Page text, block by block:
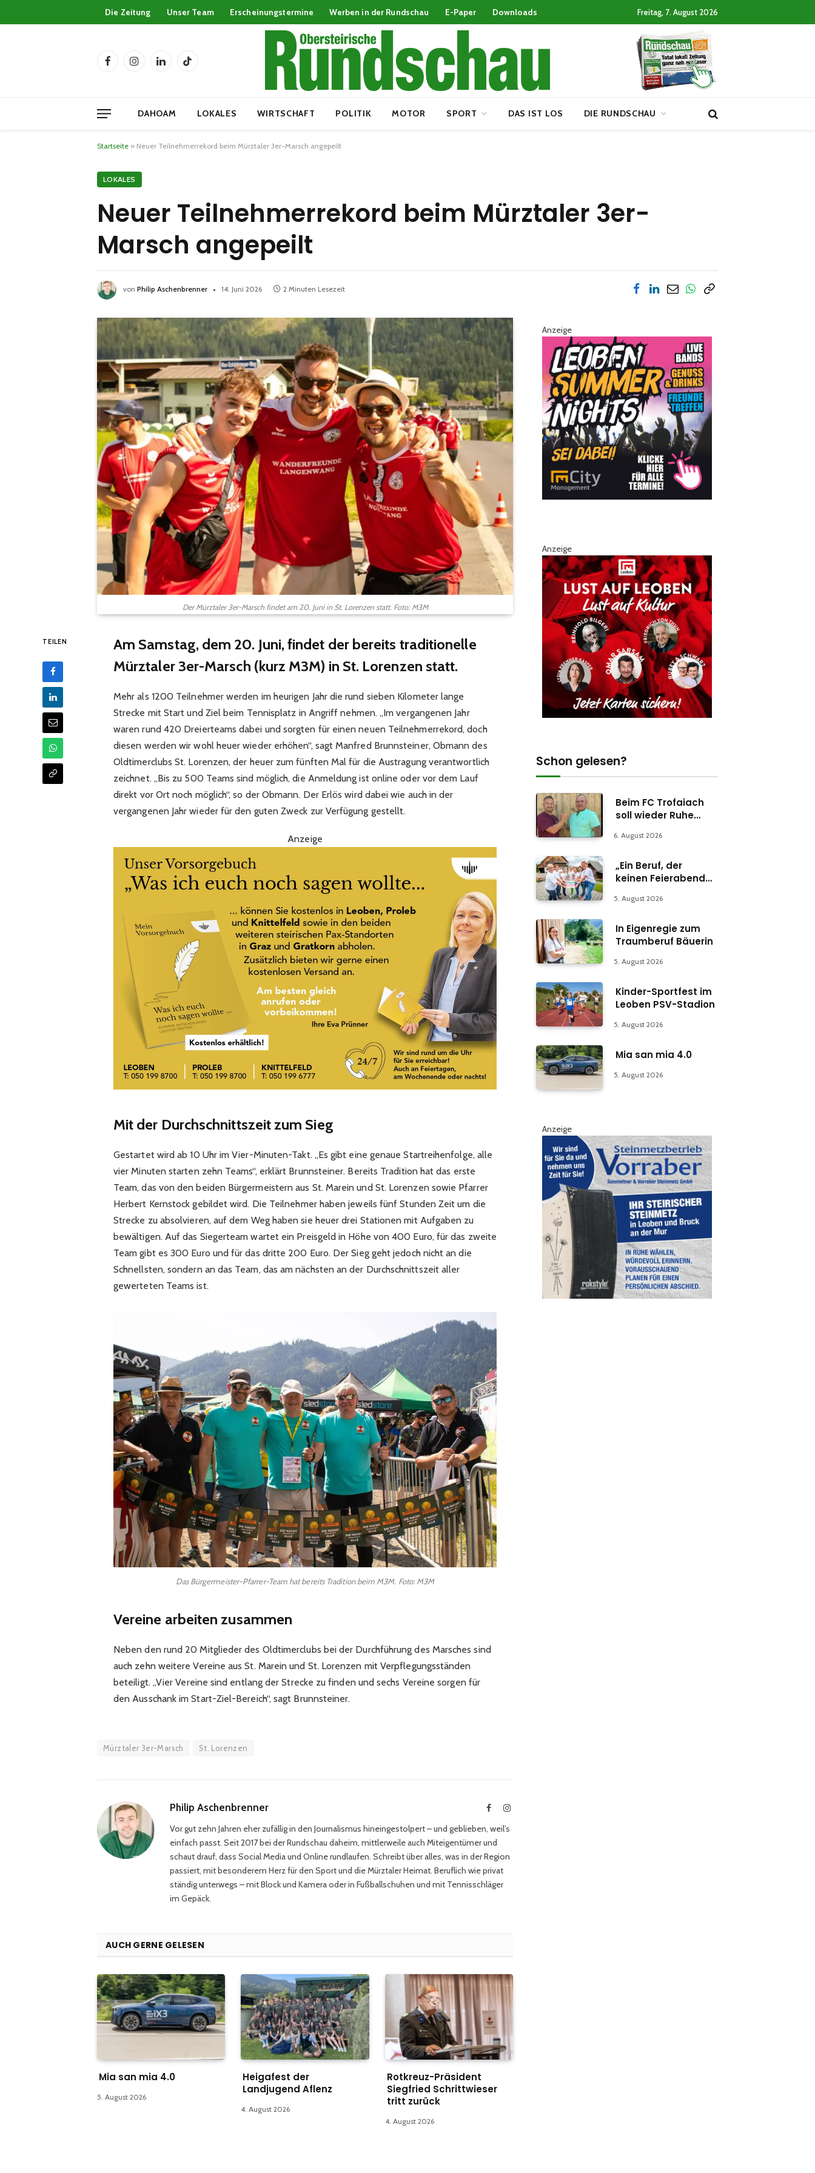
Die Zeitung Unser Team Erscheinungstermine Werben in der Rundschau E-Paper Downloads Freitag, 7. August 2026
FacebookInstagramLinkedInTikTok
DAHOAM LOKALES WIRTSCHAFT POLITIK MOTOR SPORT DAS IST LOS DIE RUNDSCHAU
Startseite » Neuer Teilnehmerrekord beim Mürztaler 3er-Marsch angepeilt
LOKALES
Neuer Teilnehmerrekord beim Mürztaler 3er-
Marsch angepeilt
von Philip Aschenbrenner 14. Juni 2026 2 Minuten Lesezeit
Der Mürztaler 3er-Marsch findet am 20. Juni in St. Lorenzen statt. Foto: M3M
TEILEN
Am Samstag, dem 20. Juni, findet der bereits traditionelle
Mürztaler 3er-Marsch (kurz M3M) in St. Lorenzen statt.
Mehr als 1200 Teilnehmer werden im heurigen Jahr die rund sieben Kilometer lange
Strecke mit Start und Ziel beim Tennisplatz in Angriff nehmen. „Im vergangenen Jahr
waren rund 420 Dreierteams dabei und sorgten für einen neuen Teilnehmerrekord, doch
diesen werden wir wohl heuer wieder erhöhen“, sagt Manfred Brunnsteiner, Obmann des
Oldtimerclubs St. Lorenzen, der heuer zum fünften Mal für die Austragung verantwortlich
zeichnet. „Bis zu 500 Teams sind möglich, die Anmeldung ist online oder vor dem Lauf
direkt vor Ort noch möglich“, so der Obmann. Der Erlös wird dabei wie auch in der
vergangenen Jahr wieder für den guten Zweck zur Verfügung gestellt.
Anzeige
Mit der Durchschnittszeit zum Sieg
Gestartet wird ab 10 Uhr im Vier-Minuten-Takt. „Es gibt eine genaue Startreihenfolge, alle
vier Minuten starten zehn Teams“, erklärt Brunnsteiner. Bereits Tradition hat das erste
Team, das von den beiden Bürgermeistern aus St. Marein und St. Lorenzen sowie Pfarrer
Herbert Kernstock gebildet wird. Die Teilnehmer haben jeweils fünf Stunden Zeit um die
Strecke zu absolvieren, auf dem Weg haben sie heuer drei Stationen mit Aufgaben zu
bewältigen. Auf das Siegerteam wartet ein Preisgeld in Höhe von 400 Euro, für das zweite
Team gibt es 300 Euro und für das dritte 200 Euro. Der Sieg geht jedoch nicht an die
Schnellsten, sondern an das Team, das am nächsten an der Durchschnittszeit aller
gewerteten Teams ist.
Das Bürgermeister-Pfarrer-Team hat bereits Tradition beim M3M. Foto: M3M
Vereine arbeiten zusammen
Neben den rund 20 Mitglieder des Oldtimerclubs bei der Durchführung des Marsches sind
auch zehn weitere Vereine aus St. Marein und St. Lorenzen mit Verpflegungsständen
beteiligt. „Vier Vereine sind entlang der Strecke zu finden und sechs Vereine sorgen für
den Ausschank im Start-Ziel-Bereich“, sagt Brunnsteiner.
Mürztaler 3er-Marsch St. Lorenzen
Philip Aschenbrenner FacebookInstagram
Vor gut zehn Jahren eher zufällig in den Journalismus hineingestolpert – und geblieben, weil’s
einfach passt. Seit 2017 bei der Rundschau daheim, mittlerweile auch Miteigentümer und
schaut drauf, dass Social Media und Online rundlaufen. Schreibt über alles, was in der Region
passiert, mit besonderem Herz für den Sport und die Mürztaler Heimat. Beruflich wie privat
ständig unterwegs – mit Block und Kamera oder in Fußballschuhen und mit Tennisschläger
im Gepäck.
AUCH GERNE GELESEN
Mia san mia 4.0
5. August 2026
Heigafest der
Landjugend Aflenz
4. August 2026
Rotkreuz-Präsident
Siegfried Schrittwieser
tritt zurück
4. August 2026
Anzeige
Anzeige
Schon gelesen?
Beim FC Trofaiach
soll wieder Ruhe
6. August 2026
„Ein Beruf, der
keinen Feierabend
5. August 2026
In Eigenregie zum
Traumberuf Bäuerin
5. August 2026
Kinder-Sportfest im
Leoben PSV-Stadion
5. August 2026
Mia san mia 4.0
5. August 2026
Anzeige